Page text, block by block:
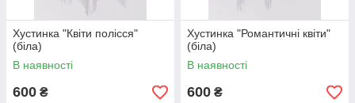
Хустинка "Квіти полісся"
(біла)
В наявності
600 ₴
Хустинка "Романтичні квіти"
(біла)
В наявності
600 ₴